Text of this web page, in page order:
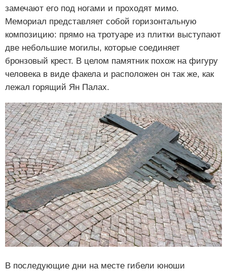
замечают его под ногами и проходят мимо.
Мемориал представляет собой горизонтальную
композицию: прямо на тротуаре из плитки выступают
две небольшие могилы, которые соединяет
бронзовый крест. В целом памятник похож на фигуру
человека в виде факела и расположен он так же, как
лежал горящий Ян Палах.
В последующие дни на месте гибели юноши